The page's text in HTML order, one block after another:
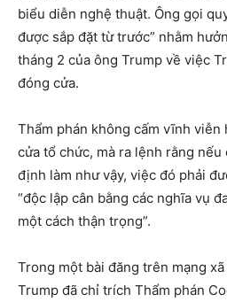
biểu diễn nghệ thuật. Ông gọi
được sắp đặt từ trước” nhằm
tháng 2 của ông Trump về việc
đóng cửa.
Thẩm phán không cấm vĩnh
cửa tổ chức, mà ra lệnh rằng
định làm như vậy, việc đó phải
“độc lập cân bằng các nghĩa vụ
một cách thận trọng”.
Trong một bài đăng trên mạng
Trump đã chỉ trích Thẩm phán